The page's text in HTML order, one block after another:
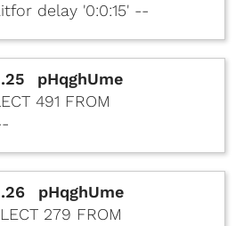
delay '0:0:15' --
pHqghUme
491 FROM
pHqghUme
279 FROM